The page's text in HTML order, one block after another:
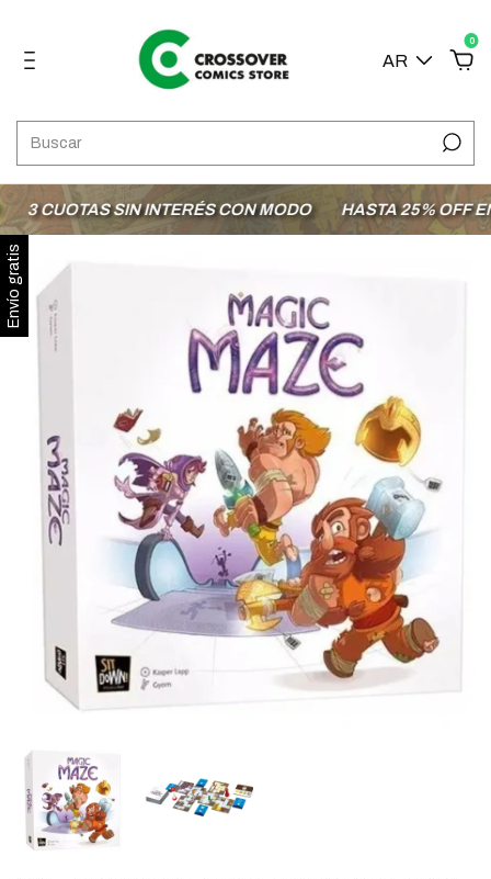
AR
0
CUOTAS SIN INTERÉS CON MODO HASTA 25% OFF EN
Envío gratis